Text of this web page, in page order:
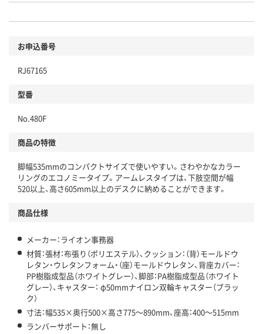
お申込番号
RJ67165
型番
No.480F
商品の特徴
脚幅535mmのコンパクトサイズで使いやすい。さわやかなカラー
リングのエコノミータイプ。アームレスタイプは、下肢空間が幅
520以上、高さ605mm以上のデスクに納めることができます。
商品仕様
メーカー：ライオン事務器
材質：張材：布張り（ポリエステル）、クッション：（背）モールドウ
レタン・ウレタンフォーム・（座）モールドウレタン、背座カバー：
PP樹脂成型品（ホワイトグレー）、脚部：PA樹脂成型品（ホワイト
グレー）、キャスター： φ50mmナイロン双輪キャスター（ブラッ
ク）
寸法：幅535×奥行500×高さ775～890mm、座高：400～515mm
ランバーサポート：無し